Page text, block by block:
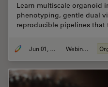
Learn multiscale organoid
phenotyping, gentle dual
reproducible pipelines
Jun 01, 2026 Webinaire